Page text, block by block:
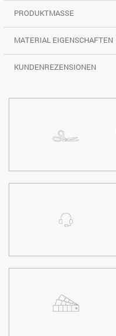
PRODUKTMASSE
MATERIAL EIGENSCHAFTEN
KUNDENREZENSIONEN